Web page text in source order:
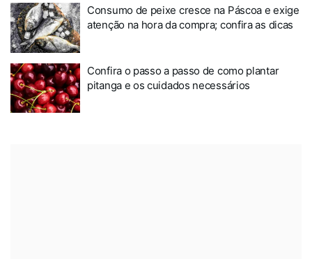
Consumo de peixe cresce na Páscoa e exige
atenção na hora da compra; confira as dicas
Confira o passo a passo de como plantar
pitanga e os cuidados necessários